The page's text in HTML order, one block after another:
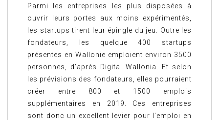
Parmi les entreprises les plus disposées à
ouvrir leurs portes aux moins expérimentés,
les startups tirent leur épingle du jeu. Outre les
fondateurs, les quelque 400 startups
présentes en Wallonie emploient environ 3500
personnes, d’après Digital Wallonia. Et selon
les prévisions des fondateurs, elles pourraient
créer entre 800 et 1500 emplois
supplémentaires en 2019. Ces entreprises
sont donc un excellent levier pour l’emploi en